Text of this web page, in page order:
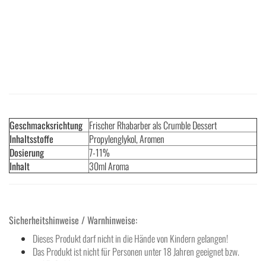
Geschmacksrichtung Frischer Rhabarber als Crumble Dessert
Inhaltsstoffe
Propylenglykol, Aromen
Dosierung
7-11%
Inhalt
30ml Aroma
Sicherheitshinweise / Warnhinweise:
Dieses Produkt darf nicht in die Hände von Kindern gelangen!
Das Produkt ist nicht für Personen unter 18 Jahren geeignet bzw.